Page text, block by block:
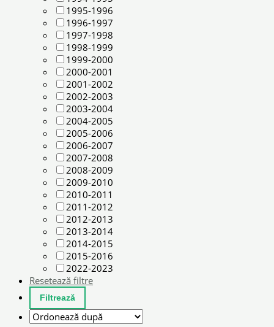
1995-1996
1996-1997
1997-1998
1998-1999
1999-2000
2000-2001
2001-2002
2002-2003
2003-2004
2004-2005
2005-2006
2006-2007
2007-2008
2008-2009
2009-2010
2010-2011
2011-2012
2012-2013
2013-2014
2014-2015
2015-2016
2022-2023
Resetează filtre